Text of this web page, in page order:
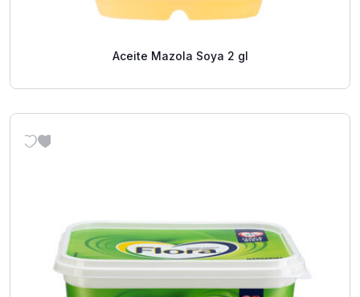
Aceite Mazola Soya 2 gl